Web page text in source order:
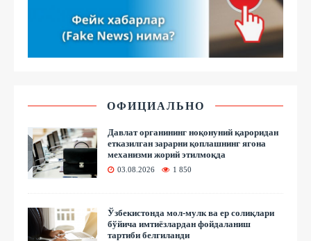
ОФИЦИАЛЬНО
Давлат органининг ноқонуний қароридан
етказилган зарарни қоплашнинг ягона
механизми жорий этилмоқда
03.08.2026 1 850
Ўзбекистонда мол-мулк ва ер солиқлари
бўйича имтиёзлардан фойдаланиш
тартиби белгиланди